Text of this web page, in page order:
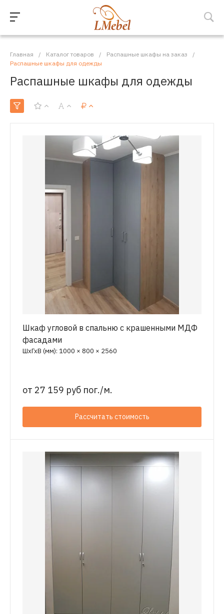
Главная / Каталог товаров / Распашные шкафы на заказ
/
Распашные шкафы для одежды
Распашные шкафы для одежды
Шкаф угловой в спальню с крашенными МДФ
фасадами
ШхГхВ (мм): 1000 × 800 × 2560
от 27 159 руб пог./м.
Рассчитать стоимость